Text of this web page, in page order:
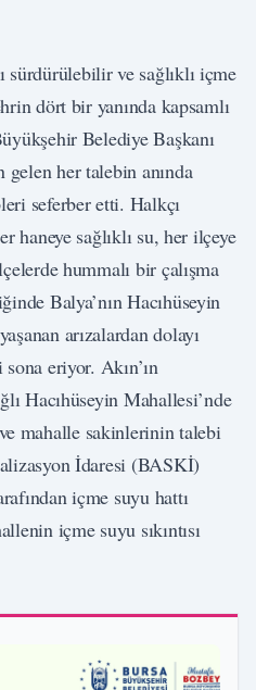
ve sağlıklı içme
dört bir yanında kapsamlı
Belediye Başkanı
her talebin anında
seferber etti. Halkçı
haneye sağlıklı su, her ilçeye
hummalı bir çalışma
Balya’nın Hacıhüseyin
arızalardan dolayı
eriyor. Akın’ın
Hacıhüseyin Mahallesi’nde
mahalle sakinlerinin talebi
İdaresi (BASKİ)
içme suyu hattı
içme suyu sıkıntısı